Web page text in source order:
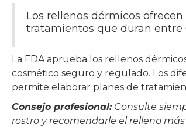
Los rellenos dérmicos
tratamientos que duran entre
La FDA aprueba los rellenos
cosmético seguro y regulado. Los
permite elaborar planes de
Consejo profesional: Consulte
rostro y recomendarle el relleno